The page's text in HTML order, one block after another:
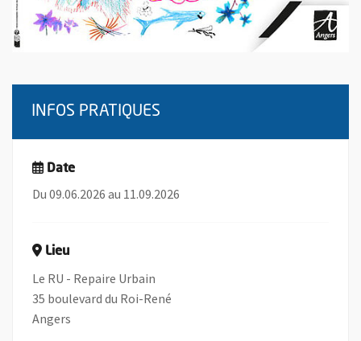
INFOS PRATIQUES
Date
Du 09.06.2026 au 11.09.2026
Lieu
Le RU - Repaire Urbain
35 boulevard du Roi-René
Angers